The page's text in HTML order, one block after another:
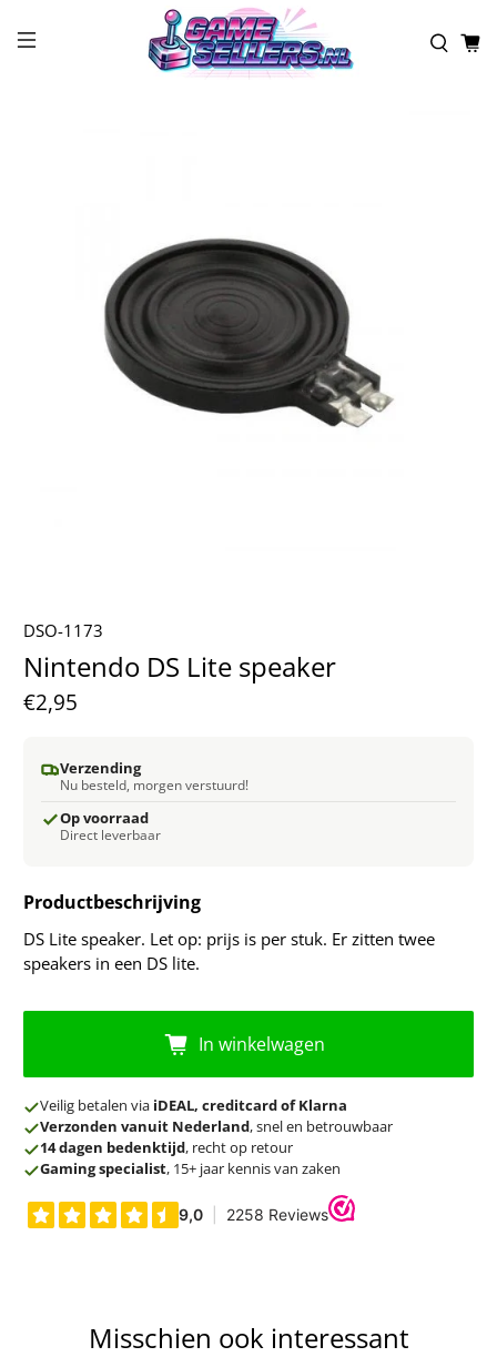
DSO-1173
Nintendo DS Lite speaker
€2,95
Verzending
Nu besteld, morgen verstuurd!
Op voorraad
Direct leverbaar
Productbeschrijving
DS Lite speaker. Let op: prijs is per stuk. Er zitten twee
speakers in een DS lite.
In winkelwagen
Veilig betalen via iDEAL, creditcard of Klarna
Verzonden vanuit Nederland, snel en betrouwbaar
14 dagen bedenktijd, recht op retour
Gaming specialist, 15+ jaar kennis van zaken
Misschien ook interessant